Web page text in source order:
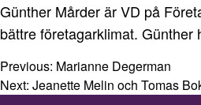
Günther Mårderär VD på
bättre företagarklimat.
Previous: Marianne Degerman
Next: Jeanette Melin och Tomas